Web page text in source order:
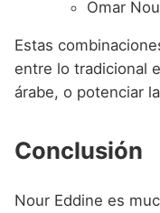
Omar
Estas
entre lo tradicional
árabe, o potenciar
Conclusión
Nour Eddine es